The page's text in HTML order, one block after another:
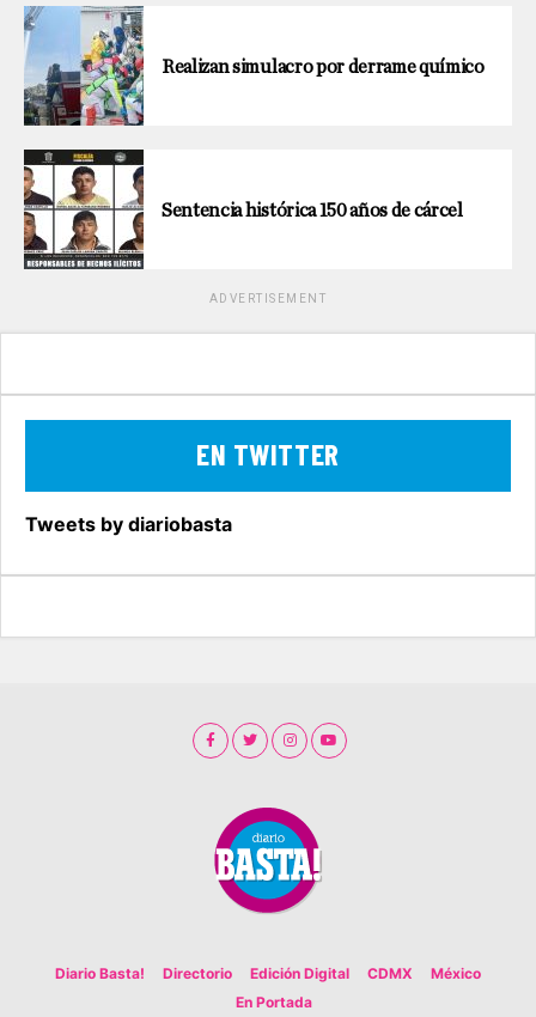
Realizan simulacro por derrame químico
Sentencia histórica 150 años de cárcel
ADVERTISEMENT
EN TWITTER
Tweets by diariobasta
Diario Basta! Directorio Edición Digital CDMX
México
En Portada